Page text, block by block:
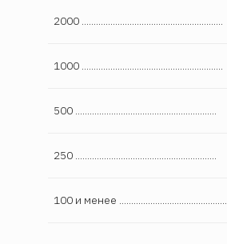
2000 ...........................................................
1000 ...........................................................
500 ...........................................................
250 ...........................................................
100 и менее .............................................